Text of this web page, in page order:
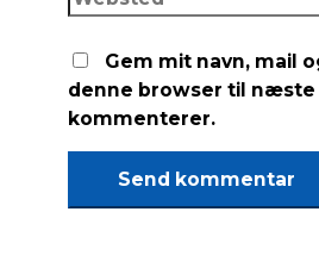
Gem mit navn, mail
denne browser til næste
kommenterer.